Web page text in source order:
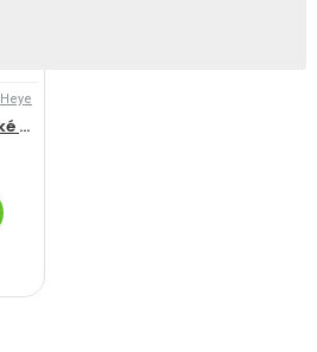
Heye
Slon - Panoramatické puzzle